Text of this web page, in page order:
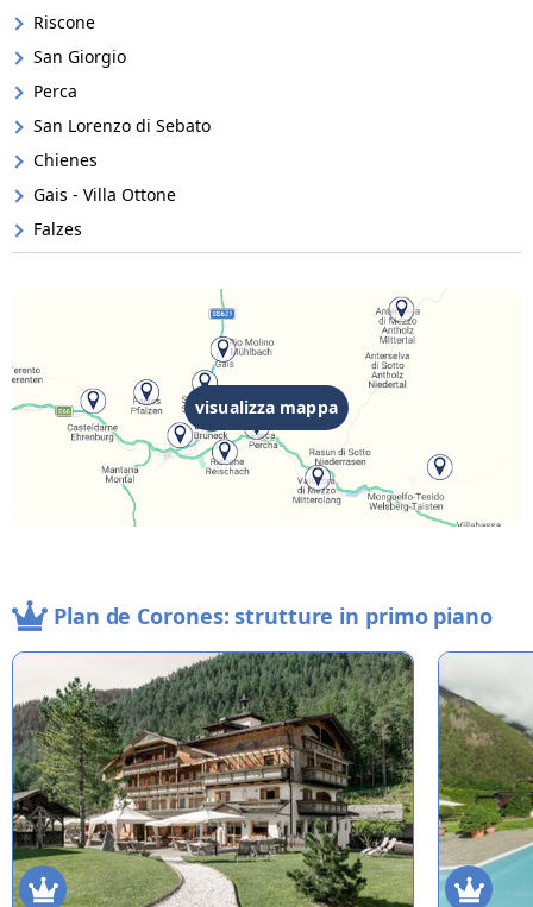
Riscone
San Giorgio
Perca
San Lorenzo di Sebato
Chienes
Gais - Villa Ottone
Falzes
visualizza mappa
Plan de Corones: strutture in primo piano